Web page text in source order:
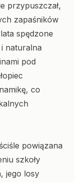
przypuszczał,
zapaśników
spędzone
naturalna
pod
co
powiązana
szkoły
jego losy